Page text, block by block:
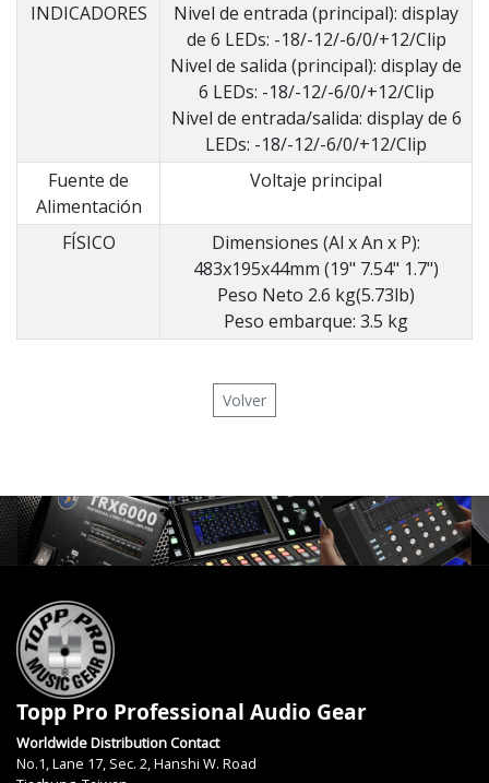
INDICADORES
Nivel de entrada (principal): display
de 6 LEDs: -18/-12/-6/0/+12/Clip
Nivel de salida (principal): display de
6 LEDs: -18/-12/-6/0/+12/Clip
Nivel de entrada/salida: display de 6
LEDs: -18/-12/-6/0/+12/Clip
Fuente de
Alimentación
Voltaje principal
FÍSICO
Dimensiones (Al x An x P):
483x195x44mm (19" 7.54" 1.7")
Peso Neto 2.6 kg(5.73lb)
Peso embarque: 3.5 kg
Volver
Topp Pro Professional Audio Gear
Worldwide Distribution Contact
No.1, Lane 17, Sec. 2, Hanshi W. Road